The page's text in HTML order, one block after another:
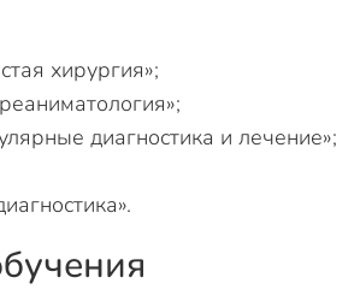
хирургия»;
диагностика и лечение»;